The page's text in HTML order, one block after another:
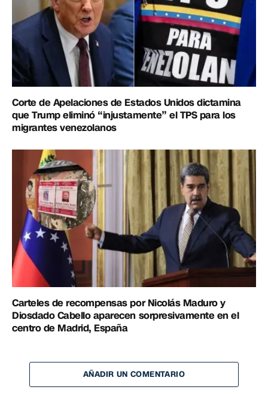
Corte de Apelaciones de Estados Unidos dictamina
que Trump eliminó “injustamente” el TPS para los
migrantes venezolanos
Carteles de recompensas por Nicolás Maduro y
Diosdado Cabello aparecen sorpresivamente en el
centro de Madrid, España
AÑADIR UN COMENTARIO